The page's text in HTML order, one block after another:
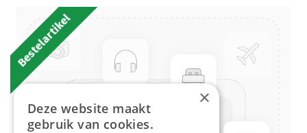
Bestelartikel
×
Deze website maakt
gebruik van cookies.